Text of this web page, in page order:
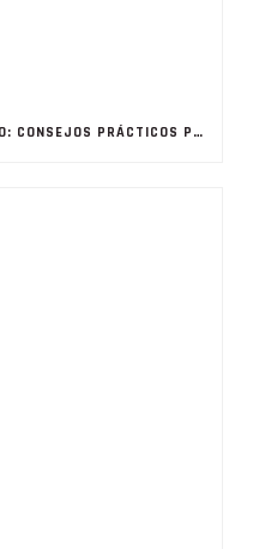
CIBERSEGURIDAD Y TELETRABAJO: CONSEJOS PRÁCTICOS PARA QUE LO AFRONTEN LAS EMPRESAS